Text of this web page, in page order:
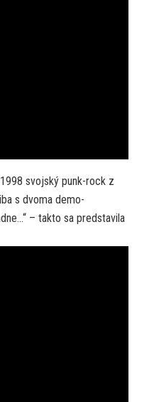
svojský punk-rock z
s dvoma demo-
– takto sa predstavila